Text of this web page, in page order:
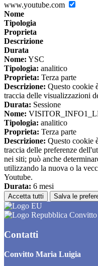
www.youtube.com
Nome
Tipologia
Proprieta
Descrizione
Durata
Nome: YSC
Tipologia: analitico
Proprieta: Terza parte
Descrizione: Questo cookie
traccia delle visualizzazioni
Durata: Sessione
Nome:
Tipologia: analitico
Proprieta: Terza parte
Descrizione: Questo cookie
traccia delle preferenze
nei siti; può anche
utilizzando la nuova o la
Youtube.
Durata: 6 mesi
Accetta tutti Salva le
Contatti
Convitto Maria Luigia